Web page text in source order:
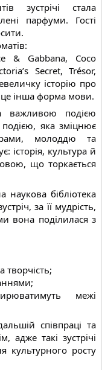
зустрічі стала
парфуми. Гості
& Gabbana, Coco
Secret, Trésor,
історію про
інша форма мови.
важливою подією
яка зміцнює
молоддю та
історія, культура й
що торкається
наукова бібліотека
за її мудрість,
вона поділилася з
межі
співпраці та
адже такі зустрічі
культурного росту